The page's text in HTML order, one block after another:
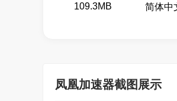
109.3MB 简体中
凤凰加速器截图展示